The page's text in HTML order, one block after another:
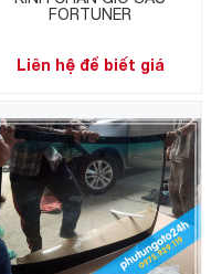
FORTUNER
Liên hệ để biết giá